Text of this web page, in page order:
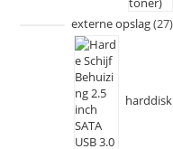
externe opslag 27
harddisk